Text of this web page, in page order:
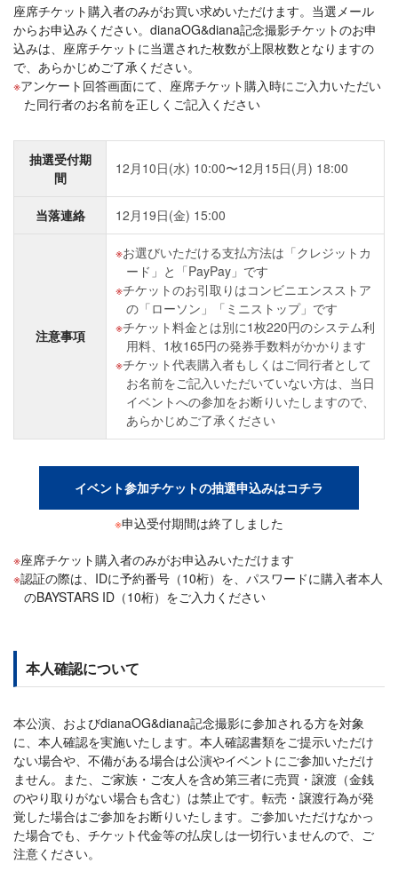
座席チケット購入者のみがお買い求めいただけます。当選メール
からお申込みください。dianaOG&diana記念撮影チケットのお申
込みは、座席チケットに当選された枚数が上限枚数となりますの
で、あらかじめご了承ください。
アンケート回答画面にて、座席チケット購入時にご入力いただい
た同行者のお名前を正しくご記入ください
抽選受付期
間
12月10日(水) 10:00〜12月15日(月) 18:00
当落連絡 12月19日(金) 15:00
注意事項
お選びいただける支払方法は「クレジットカ
ード」と「PayPay」です
チケットのお引取りはコンビニエンスストア
の「ローソン」「ミニストップ」です
チケット料金とは別に1枚220円のシステム利
用料、1枚165円の発券手数料がかかります
チケット代表購入者もしくはご同行者として
お名前をご記入いただいていない方は、当日
イベントへの参加をお断りいたしますので、
あらかじめご了承ください
イベント参加チケットの抽選申込みはコチラ
※申込受付期間は終了しました
座席チケット購入者のみがお申込みいただけます
認証の際は、IDに予約番号（10桁）を、パスワードに購入者本人
のBAYSTARS ID（10桁）をご入力ください
本人確認について
本公演、およびdianaOG&diana記念撮影に参加される方を対象
に、本人確認を実施いたします。本人確認書類をご提示いただけ
ない場合や、不備がある場合は公演やイベントにご参加いただけ
ません。また、ご家族・ご友人を含め第三者に売買・譲渡（金銭
のやり取りがない場合も含む）は禁止です。転売・譲渡行為が発
覚した場合はご参加をお断りいたします。ご参加いただけなかっ
た場合でも、チケット代金等の払戻しは一切行いませんので、ご
注意ください。